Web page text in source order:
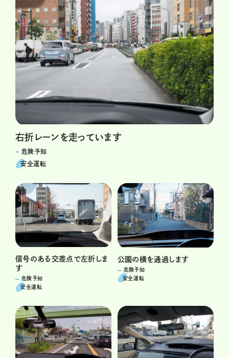
右折レーンを走っています
危険予知
安全運転
信号のある交差点で左折しま
す
危険予知
安全運転
公園の横を通過します
危険予知
安全運転